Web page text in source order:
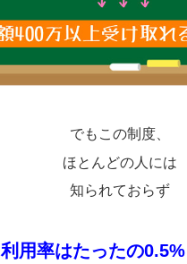
でもこの制度、
ほとんどの人には
知られておらず
利用率はたったの0.5%